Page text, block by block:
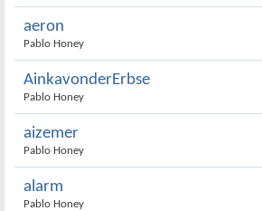
aeron
Pablo Honey
AinkavonderErbse
Pablo Honey
aizemer
Pablo Honey
alarm
Pablo Honey